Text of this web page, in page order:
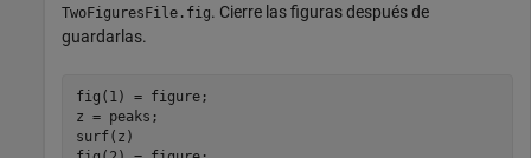
TwoFiguresFile.fig. Cierre las figuras después de
guardarlas.
fig(1) = figure;
z = peaks;
surf(z)